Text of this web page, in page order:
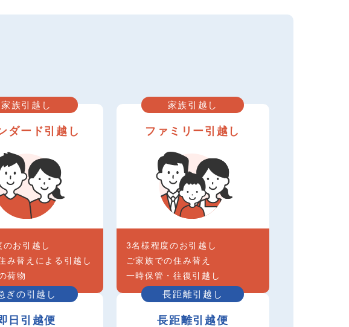
家族引越し
ダード引越し
お引越し
み替えによる引越し
荷物
家族引越し
ファミリー引越し
3名様程度のお引越し
ご家族での住み替え
一時保管・往復引越し
ぎの引越し
日引越便
長距離引越し
長距離引越便